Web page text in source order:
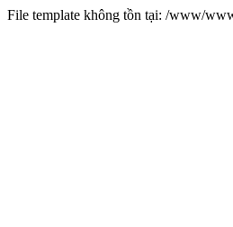
File template không tồn tại: /www/